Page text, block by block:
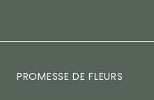
PROMESSE DE FLEURS